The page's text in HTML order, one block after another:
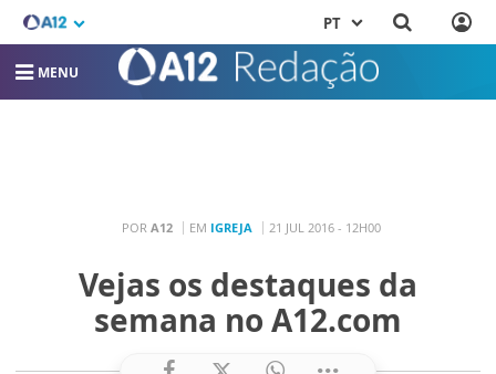
PT
MENU
POR A12 EM IGREJA 21 JUL 2016 - 12H00
Vejas os destaques da
semana no A12.com